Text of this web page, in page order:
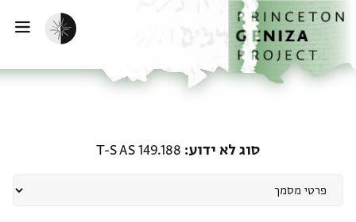
לתוכןהבית
הפעלת מצב כהה
סוג לא ידוע T-S AS 149.188